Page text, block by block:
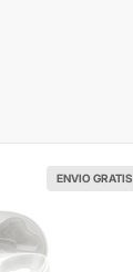
ENVIO GRATIS